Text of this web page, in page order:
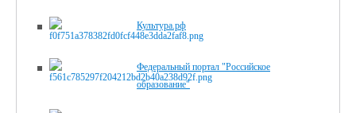
Культура.рф
Федеральный портал "Российское
образование"